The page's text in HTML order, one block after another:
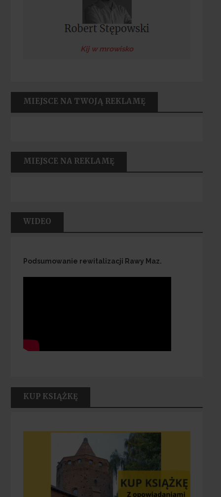
Kij w mrowisko
MIEJSCE NA TWOJĄ REKLAMĘ
MIEJSCE NA REKLAMĘ
WIDEO
Podsumowanie rewitalizacji Rawy Maz.
KUP KSIĄŻKĘ